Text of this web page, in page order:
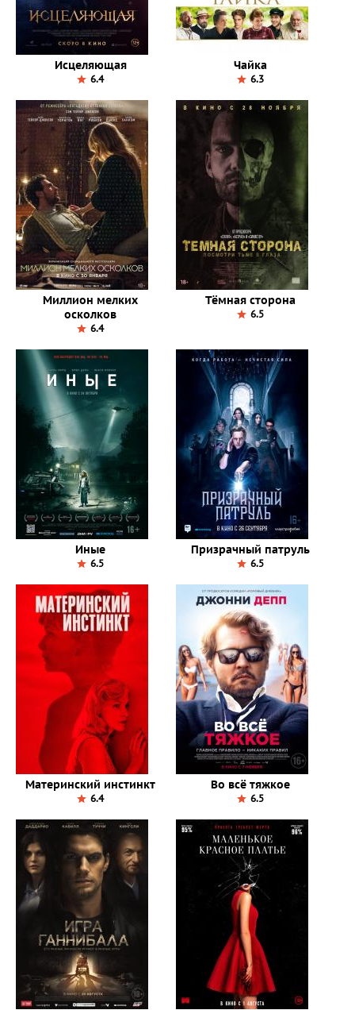
Исцеляющая
6.4
Чайка
6.3
Миллион мелких
осколков
6.4
Тёмная сторона
6.5
Иные
6.5
Призрачный патруль
6.5
Материнский инстинкт
6.4
Во всё тяжкое
6.5